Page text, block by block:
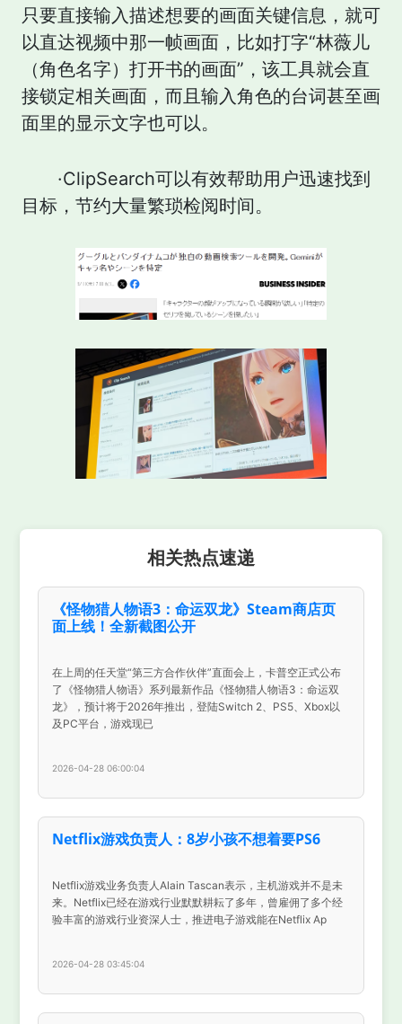
只要直接输入描述想要的画面关键信息，就可
以直达视频中那一帧画面，比如打字“林薇儿
（角色名字）打开书的画面”，该工具就会直
接锁定相关画面，而且输入角色的台词甚至画
面里的显示文字也可以。
·ClipSearch可以有效帮助用户迅速找到
目标，节约大量繁琐检阅时间。
相关热点速递
《怪物猎人物语3：命运双龙》Steam商店页
面上线！全新截图公开
在上周的任天堂“第三方合作伙伴”直面会上，卡普空正式公布
了《怪物猎人物语》系列最新作品《怪物猎人物语3：命运双
龙》，预计将于2026年推出，登陆Switch 2、PS5、Xbox以
及PC平台，游戏现已
2026-04-28 06:00:04
Netflix游戏负责人：8岁小孩不想着要PS6
Netflix游戏业务负责人Alain Tascan表示，主机游戏并不是未
来。Netflix已经在游戏行业默默耕耘了多年，曾雇佣了多个经
验丰富的游戏行业资深人士，推进电子游戏能在Netflix Ap
2026-04-28 03:45:04